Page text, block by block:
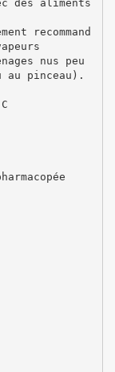
des aliments
recommand
nus peu
au pinceau).